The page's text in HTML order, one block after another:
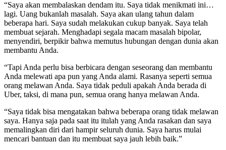
“Saya akan membalaskan dendam itu. Saya tidak menikmati ini…
lagi. Uang bukanlah masalah. Saya akan ulang tahun dalam
beberapa hari. Saya sudah melakukan cukup banyak. Saya telah
membuat sejarah. Menghadapi segala macam masalah bipolar,
menyendiri, berpikir bahwa memutus hubungan dengan dunia akan
membantu Anda.
“Tapi Anda perlu bisa berbicara dengan seseorang dan membantu
Anda melewati apa pun yang Anda alami. Rasanya seperti semua
orang melawan Anda. Saya tidak peduli apakah Anda berada di
Uber, taksi, di mana pun, semua orang hanya melawan Anda.
“Saya tidak bisa mengatakan bahwa beberapa orang tidak melawan
saya. Hanya saja pada saat itu itulah yang Anda rasakan dan saya
memalingkan diri dari hampir seluruh dunia. Saya harus mulai
mencari bantuan dan itu membuat saya jauh lebih baik.”